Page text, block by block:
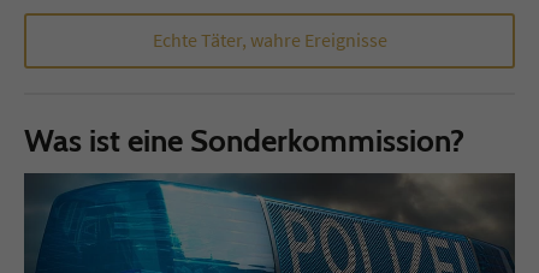
Echte Täter, wahre Ereignisse
Was ist eine Sonderkommission?